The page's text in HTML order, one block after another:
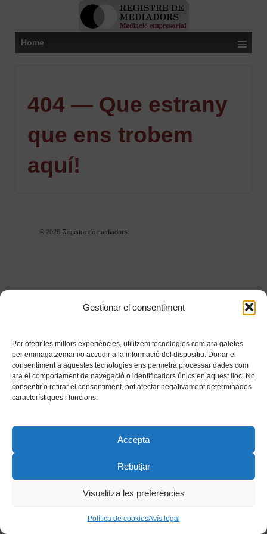
Gestionar el consentiment
Per oferir les millors experiències, utilitzem tecnologies com ara galetes
per emmagatzemar i/o accedir a la informació del dispositiu. Donar el
consentiment a aquestes tecnologies ens permetrà processar dades com
ara el comportament de navegació o identificadors únics en aquest lloc. No
consentir o retirar el consentiment, pot afectar negativament determinades
característiques i funcions.
Accepta
Rebutjar
Visualitza les preferències
Política de cookiesAvís legal
Home ≡
404 — Que estrany
que ens trobem
aquí!
© 2026Registre de mediadors